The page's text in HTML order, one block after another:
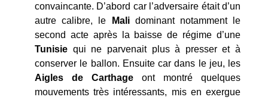
convaincante. D’abord car l’adversaire était d’un
autre calibre, le
Malidominant notamment le
second acte après la baisse de régime d’une
Tunisie qui ne parvenait plus à presser et à
conserver le ballon. Ensuite car dans le jeu, les
Aigles de Carthage ont montré quelques
mouvements très intéressants, mis en exergue